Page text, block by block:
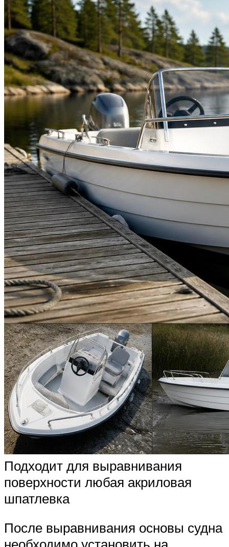
Подходит для выравнивания
поверхности любая акриловая
шпатлевка
После выравнивания основы судна